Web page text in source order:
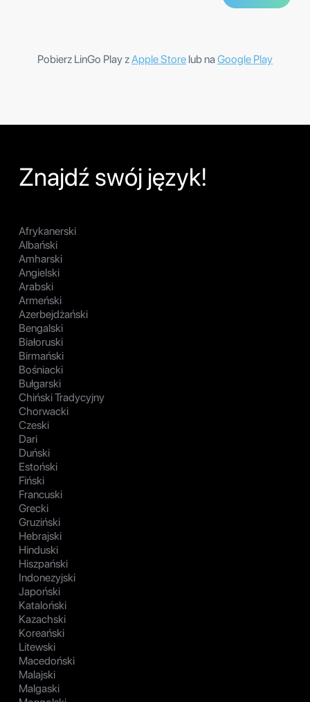
Pobierz LinGo Play zApple Store lub naGoogle Play
Znajdź swój język!
Afrykanerski
Albański
Amharski
Angielski
Arabski
Armeński
Azerbejdżański
Bengalski
Białoruski
Birmański
Bośniacki
Bułgarski
Chiński Tradycyjny
Chorwacki
Czeski
Dari
Duński
Estoński
Fiński
Francuski
Grecki
Gruziński
Hebrajski
Hinduski
Hiszpański
Indonezyjski
Japoński
Kataloński
Kazachski
Koreański
Litewski
Macedoński
Malajski
Malgaski